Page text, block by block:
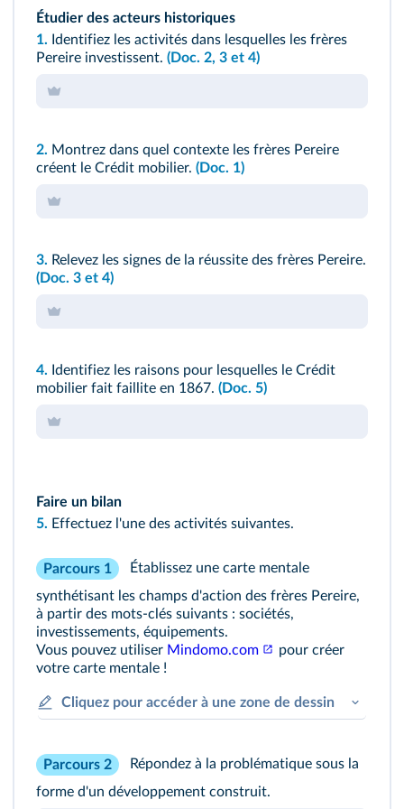
Étudier des acteurs historiques
1. Identifiez les activités dans lesquelles les frères
Pereire investissent. (Doc. 2, 3 et 4)
2. Montrez dans quel contexte les frères Pereire
créent le Crédit mobilier. (Doc. 1)
3. Relevez les signes de la réussite des frères Pereire.
(Doc. 3 et 4)
4. Identifiez les raisons pour lesquelles le Crédit
mobilier fait faillite en 1867. (Doc. 5)
Faire un bilan
5. Effectuez l'une des activités suivantes.
Parcours 1
Établissez une carte mentale
synthétisant les champs d'action des frères Pereire,
à partir des mots‑clés suivants : sociétés,
investissements, équipements.
Vous pouvez utiliser Mindomo.com
pour créer
votre carte mentale !
Cliquez pour accéder à une zone de dessin
Parcours 2
Répondez à la problématique sous la
forme d'un développement construit.